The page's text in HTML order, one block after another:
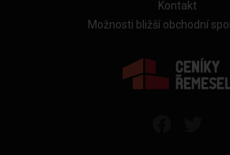
Kontakt
Možnosti bližší obchodní